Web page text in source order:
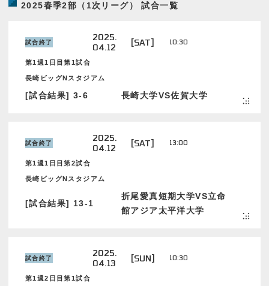
2025春季2部（1次リーグ） 試合一覧
試合終了
2025.
04.12
[SAT] 10:30
第1週1日目第1試合
長崎ビッグNスタジアム
[試合結果] 3-6 長崎大学VS佐賀大学
試合終了
2025.
04.12
[SAT] 13:00
第1週1日目第2試合
長崎ビッグNスタジアム
[試合結果] 13-1
折尾愛真短期大学VS立命
館アジア太平洋大学
試合終了
2025.
04.13
[SUN] 10:30
第1週2日目第1試合